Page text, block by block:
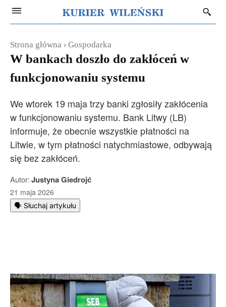
Strona główna Gospodarka
W bankach doszło do zakłóceń w
funkcjonowaniu systemu
We wtorek 19 maja trzy banki zgłosiły zakłócenia
w funkcjonowaniu systemu. Bank Litwy (LB)
informuje, że obecnie wszystkie płatności na
Litwie, w tym płatności natychmiastowe, odbywają
się bez zakłóceń.
Autor:Justyna Giedrojć
21 maja 2026
🗣️ Słuchaj artykułu